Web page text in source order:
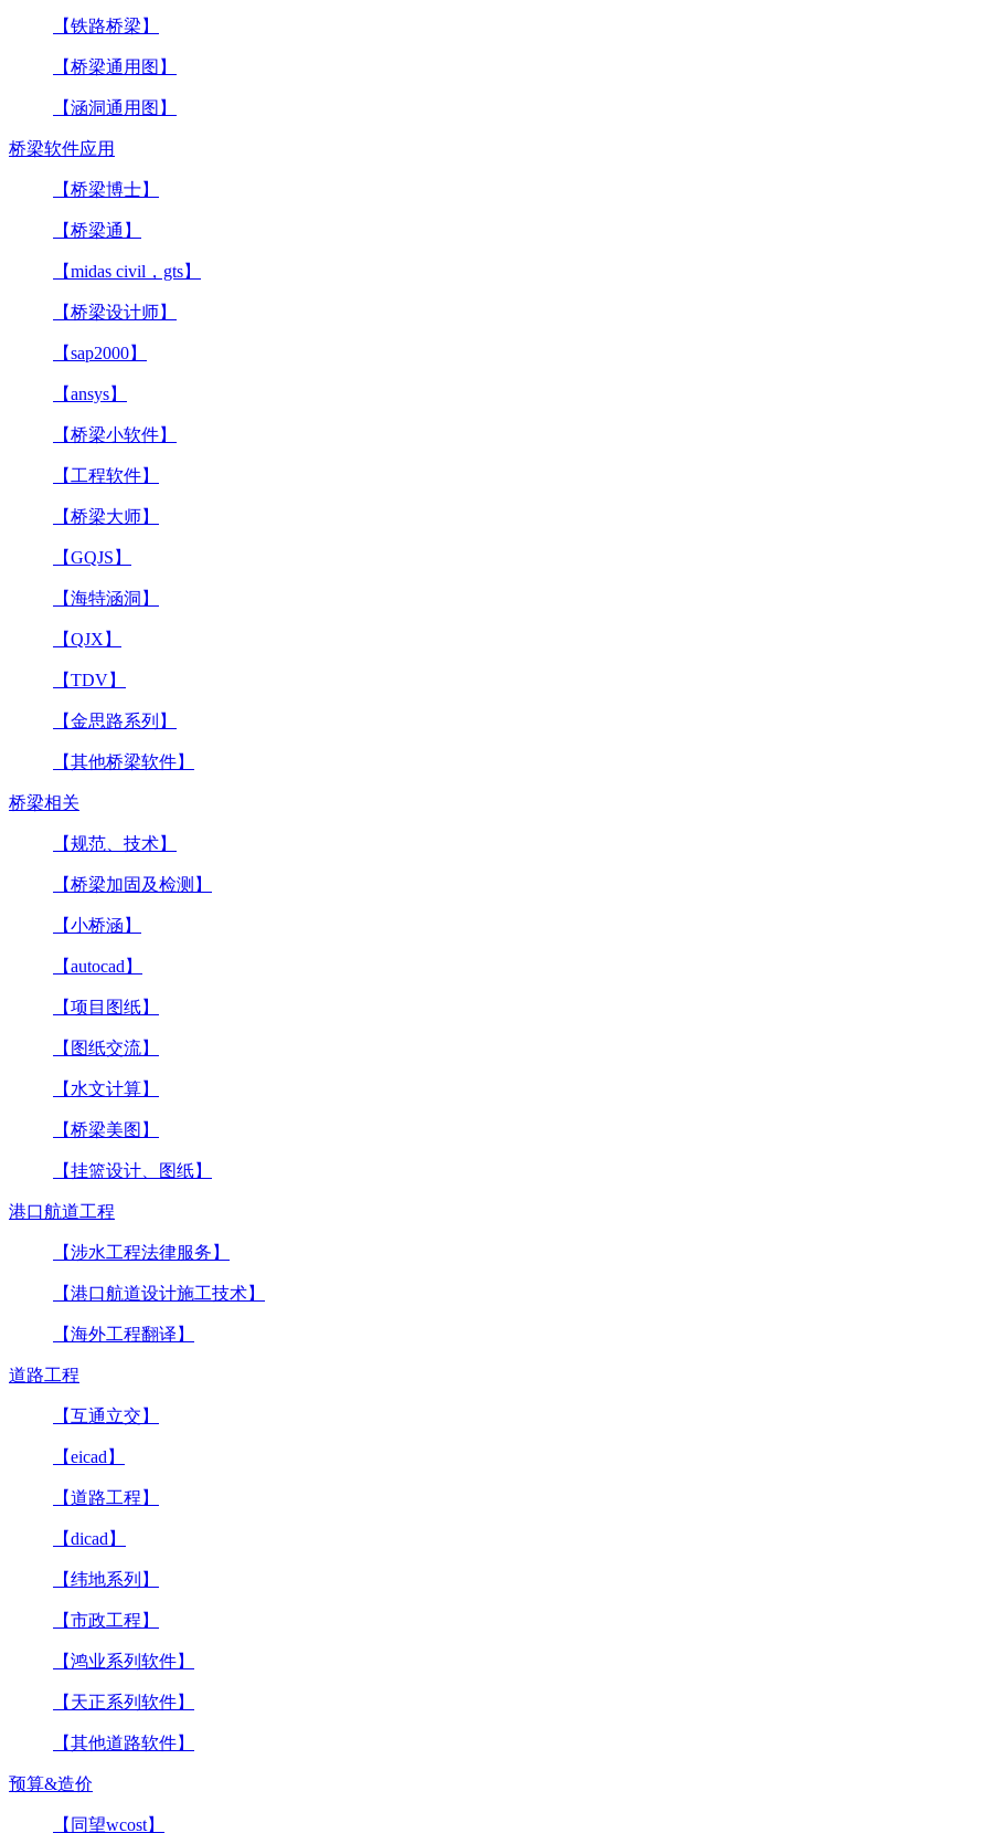
【铁路桥梁】
【桥梁通用图】
【涵洞通用图】
桥梁软件应用
【桥梁博士】
【桥梁通】
【midas civil，gts】
【桥梁设计师】
【sap2000】
【ansys】
【桥梁小软件】
【工程软件】
【桥梁大师】
【GQJS】
【海特涵洞】
【QJX】
【TDV】
【金思路系列】
【其他桥梁软件】
桥梁相关
【规范、技术】
【桥梁加固及检测】
【小桥涵】
【autocad】
【项目图纸】
【图纸交流】
【水文计算】
【桥梁美图】
【挂篮设计、图纸】
港口航道工程
【涉水工程法律服务】
【港口航道设计施工技术】
【海外工程翻译】
道路工程
【互通立交】
【eicad】
【道路工程】
【dicad】
【纬地系列】
【市政工程】
【鸿业系列软件】
【天正系列软件】
【其他道路软件】
预算&造价
【同望wcost】